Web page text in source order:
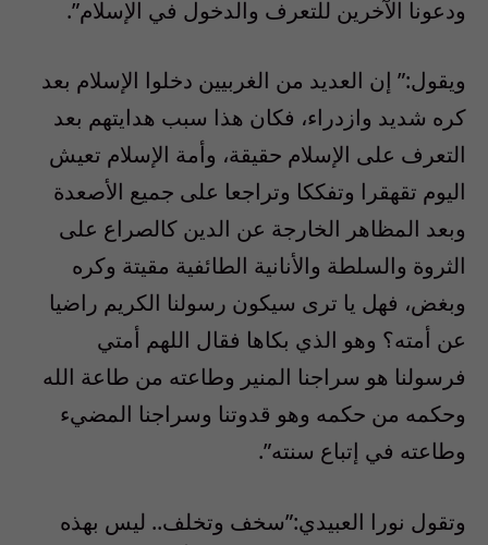
ودعونا الآخرين للتعرف والدخول في الإسلام”.
ويقول:” إن العديد من الغربيين دخلوا الإسلام بعد
كره شديد وازدراء، فكان هذا سبب هدايتهم بعد
التعرف على الإسلام حقيقة، وأمة الإسلام تعيش
اليوم تقهقرا وتفككا وتراجعا على جميع الأصعدة
وبعد المظاهر الخارجة عن الدين كالصراع على
الثروة والسلطة والأنانية الطائفية مقيتة وكره
وبغض، فهل يا ترى سيكون رسولنا الكريم راضيا
عن أمته؟ وهو الذي بكاها فقال اللهم أمتي
فرسولنا هو سراجنا المنير وطاعته من طاعة الله
وحكمه من حكمه وهو قدوتنا وسراجنا المضيء
وطاعته في إتباع سنته”.
وتقول نورا العبيدي:”سخف وتخلف.. ليس بهذه